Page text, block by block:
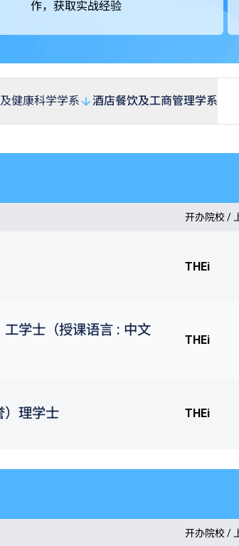
作，获取实战经验
健康科学学系 酒店餐饮及工商管理学系
开办院校 /
THEi
学士（授课语言 : 中文
THEi
）理学士 THEi
开办院校 /